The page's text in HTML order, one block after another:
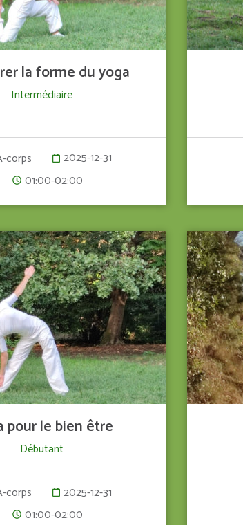
la forme du yoga
Intermédiaire
corps
2025-12-31
01:00-02:00
LE DÉTAIL
pour le bien être
Débutant
corps
2025-12-31
01:00-02:00